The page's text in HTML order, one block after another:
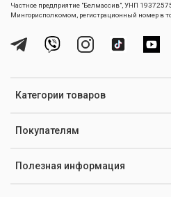
Категории товаров
Покупателям
Полезная информация
Частное предприятие "Белмассив", УНП
Мингорисполкомом, регистрационный номер в